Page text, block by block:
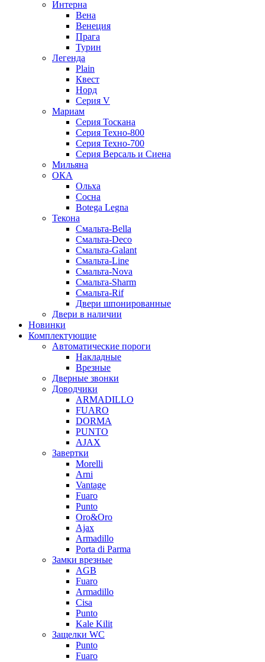
Интерна
Вена
Венеция
Прага
Турин
Легенда
Plain
Квест
Норд
Cерия V
Мариам
Серия Тоскана
Серия Техно-800
Серия Техно-700
Серия Версаль и Сиена
Мильяна
ОКА
Ольха
Сосна
Botega Legna
Текона
Смальта-Bella
Смальта-Deco
Смальта-Galant
Смальта-Line
Смальта-Nova
Смальта-Sharm
Смальта-Rif
Двери шпонированные
Двери в наличии
Новинки
Комплектующие
Автоматические пороги
Накладные
Врезные
Дверные звонки
Доводчики
ARMADILLO
FUARO
DORMA
PUNTO
AJAX
Завертки
Morelli
Arni
Vantage
Fuaro
Punto
Oro&Oro
Ajax
Armadillo
Porta di Parma
Замки врезные
AGB
Fuaro
Armadillo
Cisa
Punto
Kale Kilit
Защелки WC
Punto
Fuaro